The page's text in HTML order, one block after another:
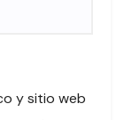
y sitio web